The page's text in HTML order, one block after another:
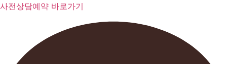
사전상담예약 바로가기